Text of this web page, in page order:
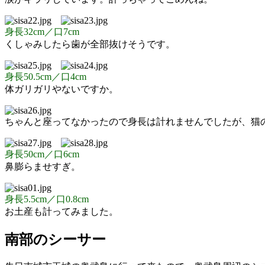
身長32cm／口7cm
くしゃみしたら歯が全部抜けそうです。
身長50.5cm／口4cm
体ガリガリやないですか。
ちゃんと座ってなかったので身長は計れませんでしたが、猫
身長50cm／口6cm
鼻膨らませすぎ。
身長5.5cm／口0.8cm
お土産も計ってみました。
南部のシーサー